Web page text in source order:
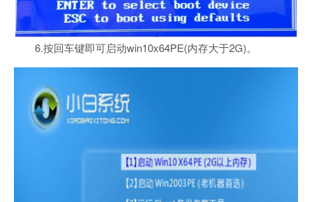
6.按回车键即可启动win10x64PE(内存大于2G)。